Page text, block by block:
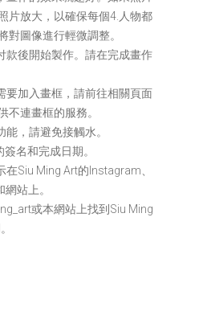
片放大，以確保每個4.人物都
對圖像進行輕微調整。
款後開始製作。請在完成畫作
要加入畫框，請前往相關頁面
不連畫框的服務。
，請避免接觸水。
名和完成日期。
在Siu Ming Art的Instagram、
站上。
或本網站上找到Siu Ming